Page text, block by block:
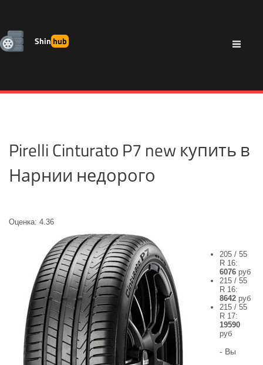
Shinhub
Pirelli Cinturato P7 new купить в
Нарнии недорого
Оценка: 4.36
205 / 55
R 16:
6076 руб
215 / 55
R 16:
8642 руб
215 / 55
R 17:
19590
руб
- Вы